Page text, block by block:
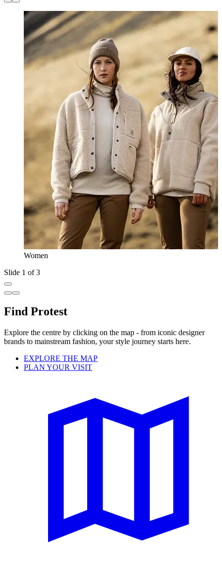
Women
Slide 1 of 3
Find Protest
Explore the centre by clicking on the map - from iconic designer
brands to mainstream fashion, your style journey starts here.
EXPLORE THE MAP
PLAN YOUR VISIT